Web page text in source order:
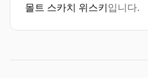
몰트 스카치 위스키입니다.